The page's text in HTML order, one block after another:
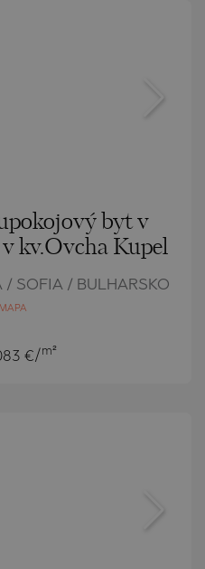
byt v
kv.Ovcha Kupel
/ SOFIA / BULHARSKO
€/ m²